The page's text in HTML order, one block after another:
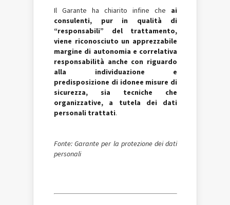
Il Garante ha chiarito infine che ai
consulenti, pur in qualità di
“responsabili” del trattamento,
viene riconosciuto un apprezzabile
margine di autonomia e correlativa
responsabilità anche con riguardo
alla individuazione e
predisposizione di idonee misure di
sicurezza, sia tecniche che
organizzative, a tutela dei dati
personali trattati.
Fonte: Garante per la protezione dei dati
personali